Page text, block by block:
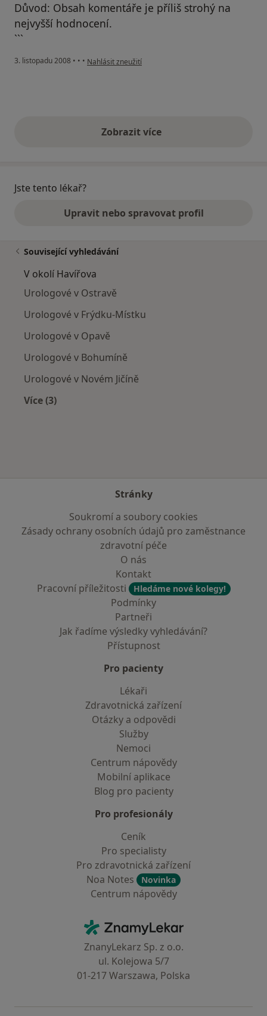
Důvod: Obsah komentáře je příliš strohý na
nejvyšší hodnocení.
```
3. listopadu 2008 • • • podle názoru uživatele Barbíriková
Nahlásit zneužití
Zobrazit vícevýše uvedené názory
Jste tento lékař?
Upravit nebo spravovat profil
Související vyhledávání
V okolí Havířova
Urologové v Ostravě
Urologové v Frýdku-Místku
Urologové v Opavě
Urologové v Bohumíně
Urologové v Novém Jičíně
Více (3)
Stránky
Soukromí a soubory cookies
Zásady ochrany osobních údajů pro zaměstnance
zdravotní péče
O nás
Kontakt
Pracovní příležitosti
Hledáme nové kolegy!
Podmínky
Partneři
Jak řadíme výsledky vyhledávání?
Přístupnost
Pro pacienty
Lékaři
Zdravotnická zařízení
Otázky a odpovědi
Služby
Nemoci
Centrum nápovědy
Mobilní aplikace
Blog pro pacienty
Pro profesionály
Ceník
Pro specialisty
Pro zdravotnická zařízení
Noa Notes
Novinka
Centrum nápovědy
ZnamyLekar - Hlavní stránka
ZnanyLekarz Sp. z o.o.
ul. Kolejowa 5/7
01-217 Warszawa, Polska